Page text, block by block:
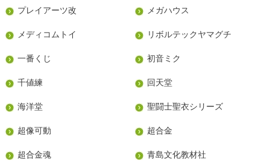
プレイアーツ改 メガハウス
メディコムトイ リボルテックヤマグチ
一番くじ 初音ミク
千値練 回天堂
海洋堂 聖闘士聖衣シリーズ
超像可動 超合金
超合金魂 青島文化教材社